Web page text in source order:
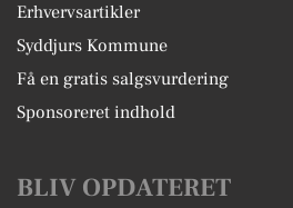
Erhvervsartikler
Syddjurs Kommune
Få en gratis salgsvurdering
Sponsoreret indhold
BLIV OPDATERET